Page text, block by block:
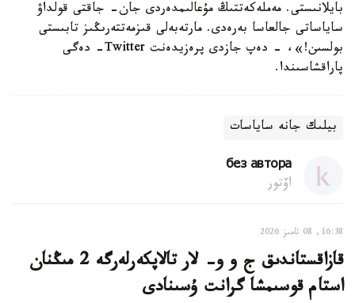
بايلانىستى. مەملەكەتتىڭ مۇعالىمدەردى جان- جاقتى قولداۋ
ساياساتى جالعاسا بەرەدى. مارتەبەلى قىزمەتتەرىڭىز تابىستى
بولسىن!»، - دەپ جازدى پرەزيدەنت Twitter- دەگى
پاراقشاسىندا.
بيلىك جانە ساياسات
без автора
اۆتور
16:38, 08 تامىز 2026
قازاقستاندىق ج و و- لار تالاپكەرلەرگە 2 مىڭنان
استام قوسىمشا گرانت ۇسىنادى